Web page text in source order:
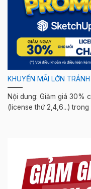
KHUYẾN MÃI LỚN
Nội dung: Giảm giá 30%
(license thứ 2,4,6...) trong